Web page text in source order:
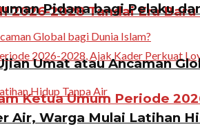
2028 Tandai Era
Ketua Umum Periode
Pidana bagi Pelaku
Umat atau Ancaman
Air, Warga Mulai Latihan